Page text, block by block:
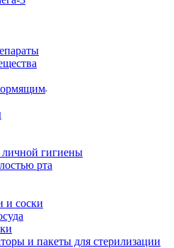
гигиены
рта
и соски
и пакеты для стерилизации